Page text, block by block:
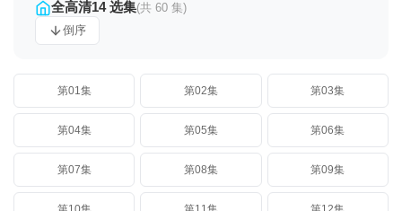
全高清14 选集(共 60 集)
倒序
第01集 第02集 第03集
第04集 第05集 第06集
第07集 第08集 第09集